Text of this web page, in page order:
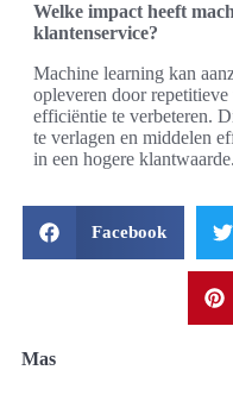
Welke impact heeft
klantenservice?
Machine learning kan
opleveren door repetitieve
efficiëntie te verbeteren.
te verlagen en middelen
in een hogere klantwaarde.
Facebook
Mas